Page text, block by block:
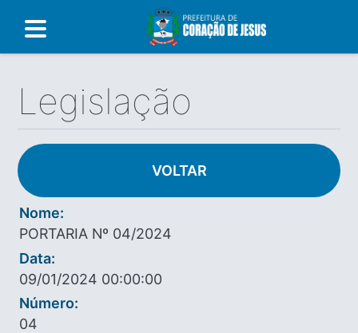
Legislação
VOLTAR
Nome:
PORTARIA Nº 04/2024
Data:
09/01/2024 00:00:00
Número:
04